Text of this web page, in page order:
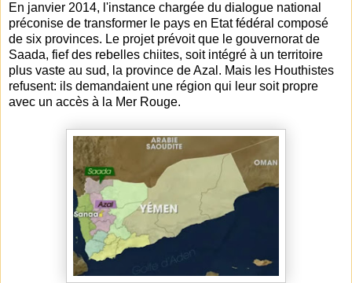
En janvier 2014, l'instance chargée du dialogue national
préconise de transformer le pays en Etat fédéral composé
de six provinces. Le projet prévoit que le gouvernorat de
Saada, fief des rebelles chiites, soit intégré à un territoire
plus vaste au sud, la province de Azal. Mais les Houthistes
refusent: ils demandaient une région qui leur soit propre
avec un accès à la Mer Rouge.